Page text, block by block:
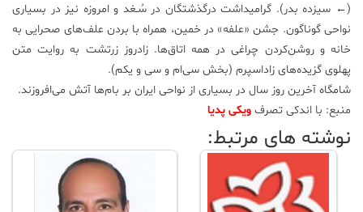
(← سیزده بدر). گرامیداشت درگذشتگان در سُـغد و امروزه نیز در بسیاری
نواحی گوناگون. جشن «علفه» در خمین، همراه با بردن علف‌های صحرایی به
خانه و روشن‌کردن چراغی در همه اتاق‌ها. زادروز زرتشت به روایت متن
پهلوی گزیده‌های زاداسپرم (بخش سی‌ام و سی و یکم).
شامگاه آخرین روز سال در بسیاری از نواحی ایران بر بام‌ها آتش می‌افروزند.
منبع: با اندکی تصرف ویکی پدیا
نوشته های مرتبط: